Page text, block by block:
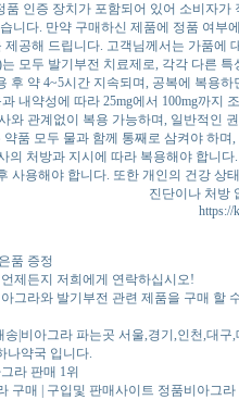
품 인증 장치가 포함되어 있어 소비자
니다. 만약 구매하신 제품에 정품 여
공해 드립니다. 고객님께서는 가품
모두 발기부전 치료제로, 각각 다른
후 약 4~5시간 지속되며, 공복에 복용
내약성에 따라 25mg에서 100mg까
와 관계없이 복용 가능하며, 일반적인
약품 모두 물과 함께 통째로 삼켜야 하
의 처방과 지시에 따라 복용해야 합니
사용해야 합니다. 또한 개인의 건강
진단이나 처방
https://
품 증정
제든지 저희에게 연락하십시오!
그라와 발기부전 관련 제품을 구매
|비아그라 파는곳 서울,경기,인천,대
나약국 입니다.
라 판매 1위
구매 | 구입및 판매사이트 정품비아그